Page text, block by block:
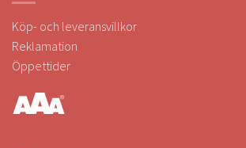
Köp- och leveransvillkor
Reklamation
Öppettider